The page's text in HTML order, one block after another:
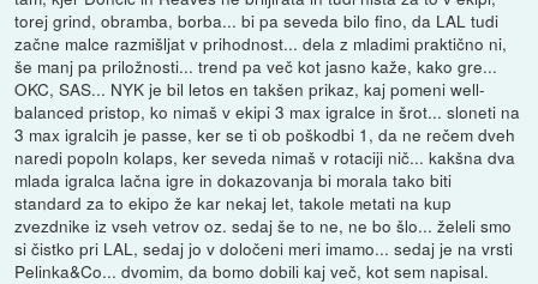
torej grind, obramba, borba... bi pa seveda bilo fino, da LAL tudi
začne malce razmišljat v prihodnost... dela z mladimi praktično ni,
še manj pa priložnosti... trend pa več kot jasno kaže, kako gre...
OKC, SAS... NYK je bil letos en takšen prikaz, kaj pomeni well-
balanced pristop, ko nimaš v ekipi 3 max igralce in šrot... sloneti na
3 max igralcih je passe, ker se ti ob poškodbi 1, da ne rečem dveh
naredi popoln kolaps, ker seveda nimaš v rotaciji nič... kakšna dva
mlada igralca lačna igre in dokazovanja bi morala tako biti
standard za to ekipo že kar nekaj let, takole metati na kup
zvezdnike iz vseh vetrov oz. sedaj še to ne, ne bo šlo... želeli smo
si čistko pri LAL, sedaj jo v določeni meri imamo... sedaj je na vrsti
Pelinka&Co... dvomim, da bomo dobili kaj več, kot sem napisal.